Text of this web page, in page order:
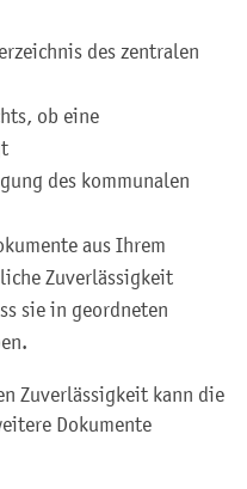
des zentralen
ob eine
des kommunalen
aus Ihrem
Zuverlässigkeit
sie in geordneten
Zuverlässigkeit kann die
Dokumente